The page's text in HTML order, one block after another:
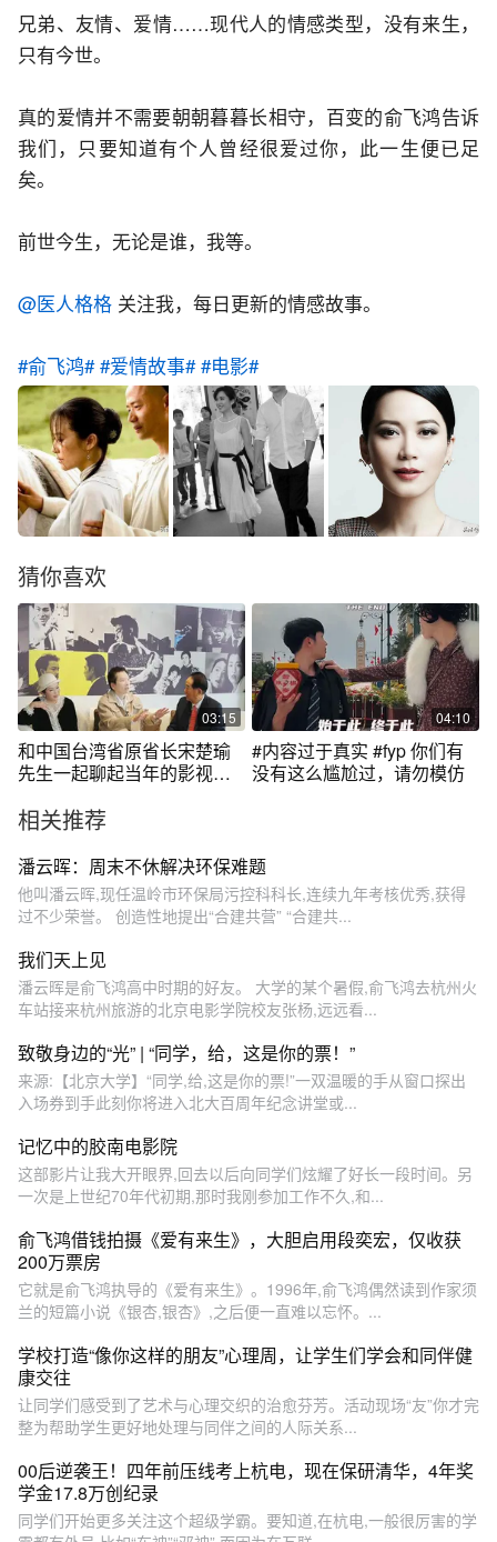
兄弟、友情、爱情……现代人的情感类型，没有来生，
只有今世。
真的爱情并不需要朝朝暮暮长相守，百变的俞飞鸿告诉
我们，只要知道有个人曾经很爱过你，此一生便已足
矣。
前世今生，无论是谁，我等。
@医人格格 关注我，每日更新的情感故事。
#俞飞鸿# #爱情故事# #电影#
猜你喜欢
03:15
和中国台湾省原省长宋楚瑜
先生一起聊起当年的影视回
妙。#龙五向生 #向太 #向太
陈岚 #宋楚瑜 #电影
04:10
#内容过于真实 #fyp 你们有
没有这么尴尬过，请勿模仿
相关推荐
潘云晖：周末不休解决环保难题
他叫潘云晖,现任温岭市环保局污控科科长,连续九年考核优秀,获得
过不少荣誉。 创造性地提出“合建共营” “合建共...
我们天上见
潘云晖是俞飞鸿高中时期的好友。 大学的某个暑假,俞飞鸿去杭州火
车站接来杭州旅游的北京电影学院校友张杨,远远看...
​致敬身边的“光” | “同学，给，这是你的票！”
来源:【北京大学】“同学,给,这是你的票!”一双温暖的手从窗口探出
入场券到手此刻你将进入北大百周年纪念讲堂或...
记忆中的胶南电影院
这部影片让我大开眼界,回去以后向同学们炫耀了好长一段时间。另
一次是上世纪70年代初期,那时我刚参加工作不久,和...
俞飞鸿借钱拍摄《爱有来生》，大胆启用段奕宏，仅收获
200万票房
它就是俞飞鸿执导的《爱有来生》。1996年,俞飞鸿偶然读到作家须
兰的短篇小说《银杏,银杏》,之后便一直难以忘怀。...
学校打造“像你这样的朋友”心理周，让学生们学会和同伴健
康交往
让同学们感受到了艺术与心理交织的治愈芬芳。活动现场“友”你才完
整为帮助学生更好地处理与同伴之间的人际关系...
00后逆袭王！四年前压线考上杭电，现在保研清华，4年奖
学金17.8万创纪录
同学们开始更多关注这个超级学霸。要知道,在杭电,一般很厉害的学